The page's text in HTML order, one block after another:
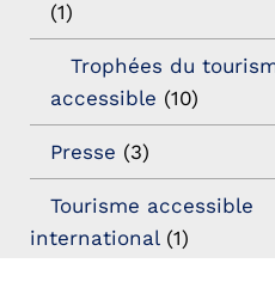
(1)
Trophées du
accessible (10)
Presse (3)
Tourisme accessible
international(1)